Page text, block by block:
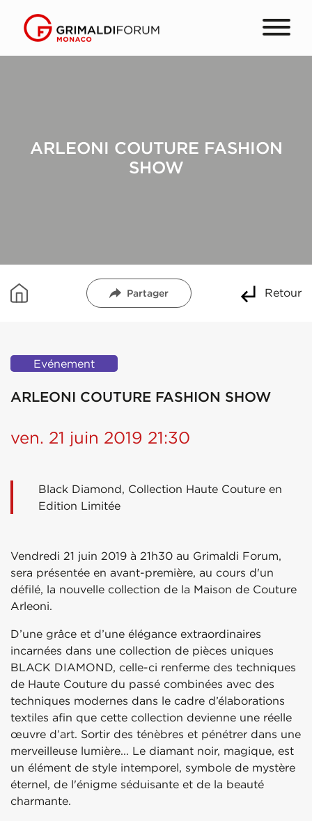
ARLEONI COUTURE FASHION
SHOW
Partager Retour
Evénement
ARLEONI COUTURE FASHION SHOW
ven. 21 juin 2019 21:30
Black Diamond, Collection Haute Couture en
Edition Limitée
Vendredi 21 juin 2019 à 21h30 au Grimaldi Forum,
sera présentée en avant-première, au cours d'un
défilé, la nouvelle collection de la Maison de Couture
Arleoni.
D’une grâce et d’une élégance extraordinaires
incarnées dans une collection de pièces uniques
BLACK DIAMOND, celle-ci renferme des techniques
de Haute Couture du passé combinées avec des
techniques modernes dans le cadre d’élaborations
textiles afin que cette collection devienne une réelle
œuvre d’art. Sortir des ténèbres et pénétrer dans une
merveilleuse lumière... Le diamant noir, magique, est
un élément de style intemporel, symbole de mystère
éternel, de l'énigme séduisante et de la beauté
charmante.